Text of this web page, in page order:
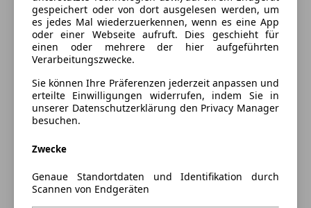
gespeichert oder von dort ausgelesen werden, um
es jedes Mal wiederzuerkennen, wenn es eine App
oder einer Webseite aufruft. Dies geschieht für
einen oder mehrere der hier aufgeführten
Verarbeitungszwecke.
Sie können Ihre Präferenzen jederzeit anpassen und
erteilte Einwilligungen widerrufen, indem Sie in
unserer Datenschutzerklärung den Privacy Manager
besuchen.
Zwecke
Genaue Standortdaten und Identifikation durch
Scannen von Endgeräten